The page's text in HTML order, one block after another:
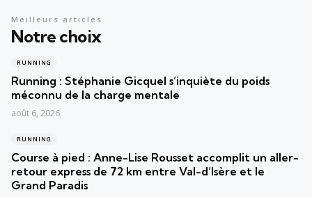
Notre choix
Meilleurs articles
RUNNING
Running : Stéphanie Gicquel s’inquiète du poids
méconnu de la charge mentale
août 6, 2026
RUNNING
Course à pied : Anne-Lise Rousset accomplit un aller-
retour express de 72 km entre Val-d’Isère et le
Grand Paradis